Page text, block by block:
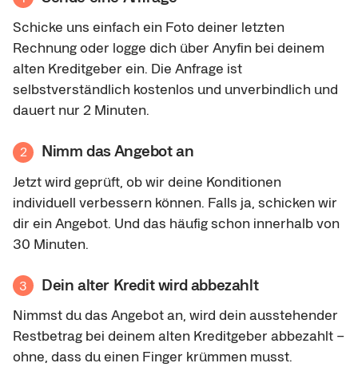
Schicke uns einfach ein Foto deiner letzten
Rechnung oder logge dich über Anyfin bei deinem
alten Kreditgeber ein. Die Anfrage ist
selbstverständlich kostenlos und unverbindlich und
dauert nur 2 Minuten.
2 Nimm das Angebot an
Jetzt wird geprüft, ob wir deine Konditionen
individuell verbessern können. Falls ja, schicken wir
dir ein Angebot. Und das häufig schon innerhalb von
30 Minuten.
3 Dein alter Kredit wird abbezahlt
Nimmst du das Angebot an, wird dein ausstehender
Restbetrag bei deinem alten Kreditgeber abbezahlt –
ohne, dass du einen Finger krümmen musst.